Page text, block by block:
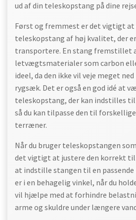
ud af din teleskopstang på dine
Først og fremmest er det vigtigt
teleskopstang af høj kvalitet, der
transportere. En stang fremstillet
letvægtsmaterialer som carbon
ideel, da den ikke vil veje meget
rygsæk. Det er også en god idé at
teleskopstang, der kan indstilles
så du kan tilpasse den til
terræner.
Når du bruger teleskopstangen
det vigtigt at justere den korrekt til
at indstille stangen til en
er i en behagelig vinkel, når du
vil hjælpe med at forhindre
arme og skuldre under længere